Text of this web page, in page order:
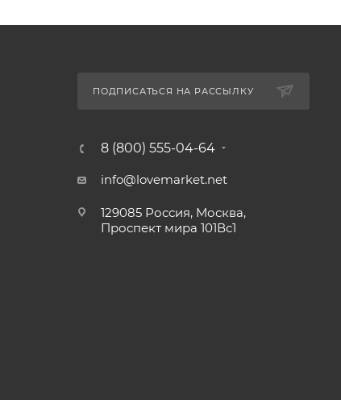
ПОДПИСАТЬСЯ НА РАССЫЛКУ
8 (800) 555-04-64
info@lovemarket.net
129085 Россия, Москва,
Проспект мира 101Вс1